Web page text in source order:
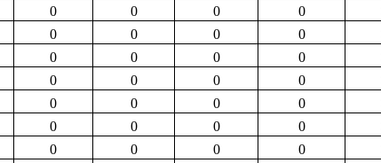
0 0 0 0
0 0 0 0
0 0 0 0
0 0 0 0
0 0 0 0
0 0 0 0
0 0 0 0